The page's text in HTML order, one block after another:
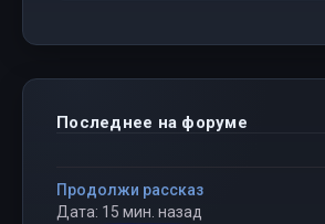
Последнее на форуме
Продолжи рассказ
Дата: 15 мин. назад